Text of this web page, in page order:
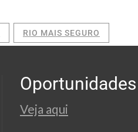
RIO MAIS SEGURO
Oportunidades
Veja aqui